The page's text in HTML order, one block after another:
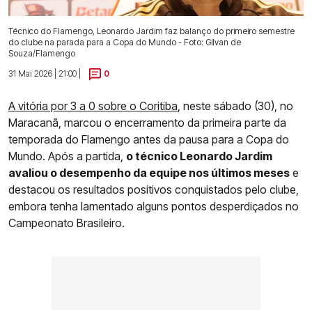
Técnico do Flamengo, Leonardo Jardim faz balanço do primeiro semestre
do clube na parada para a Copa do Mundo - Foto: Gilvan de
Souza/Flamengo
31 Mai 2026 | 21:00 |
0
A vitória por 3 a 0 sobre o Coritiba , neste sábado (30), no
Maracanã, marcou o encerramento da primeira parte da
temporada do Flamengo antes da pausa para a Copa do
Mundo. Após a partida, o técnico Leonardo Jardim
avaliou o desempenho da equipe nos últimos meses e
destacou os resultados positivos conquistados pelo clube,
embora tenha lamentado alguns pontos desperdiçados no
Campeonato Brasileiro.